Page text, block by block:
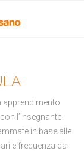
apprendimento
l’insegnante
in base alle
e frequenza da